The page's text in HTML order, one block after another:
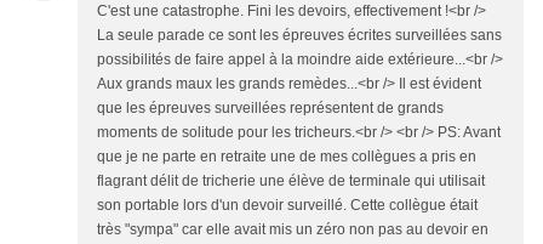
C'est une catastrophe. Fini les devoirs, effectivement !<br />
La seule parade ce sont les épreuves écrites surveillées sans
possibilités de faire appel à la moindre aide extérieure...<br />
Aux grands maux les grands remèdes...<br /> Il est évident
que les épreuves surveillées représentent de grands
moments de solitude pour les tricheurs.<br /> <br /> PS: Avant
que je ne parte en retraite une de mes collègues a pris en
flagrant délit de tricherie une élève de terminale qui utilisait
son portable lors d'un devoir surveillé. Cette collègue était
très "sympa" car elle avait mis un zéro non pas au devoir en